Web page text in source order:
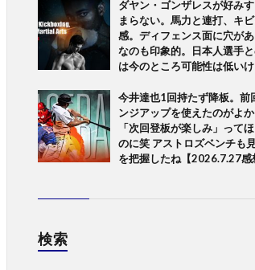
ダヤン・ゴンザレスが好み
まらない。馬力と連打、キ
感。ディフェンス面に穴があ
なのも印象的。日本人選手
は今のところ可能性は低い
今井達也1回持たず降板。前
ンジアップを使えたのがよか
「次回登板が楽しみ」って
のに笑 アストロズベンチも
を把握したね【2026.7.27感
検索